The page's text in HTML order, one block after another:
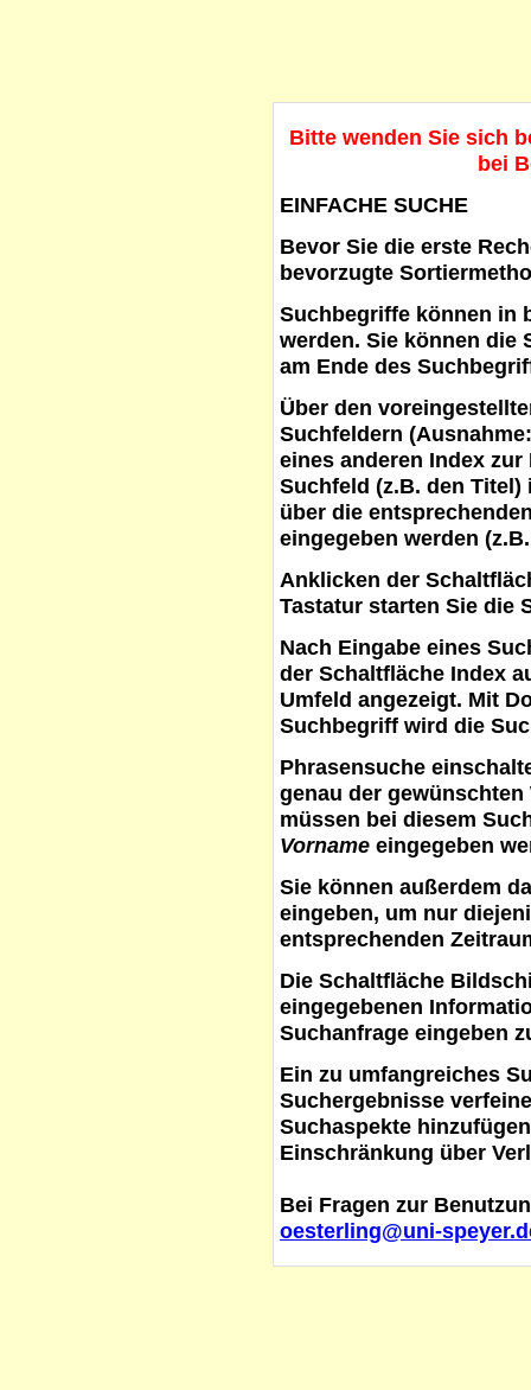
Bitte wenden Sie sich
bei
EINFACHE SUCHE
Bevor Sie die erste
bevorzugte
Suchbegriffe können in
werden. Sie können die
am Ende des
Über den
Suchfeldern
eines anderen Index
Suchfeld (z.B. den
über die
eingegeben werden
Anklicken der
Tastatur starten Sie die
Nach Eingabe eines
der Schaltfläche Index
Umfeld angezeigt. Mit
Suchbegriff wird die
Phrasensuche
genau der
müssen bei diesem
Vorname eingegeben
Sie können außerdem
eingeben, um nur
entsprechenden
Die Schaltfläche
eingegebenen
Suchanfrage eingeben
Ein zu umfangreiches
Suchergebnisse
Suchaspekte
Einschränkung über
Bei Fragen zur
oesterling@uni-